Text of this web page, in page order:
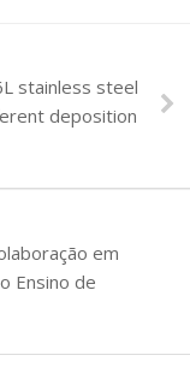
stainless steel
deposition
em
Ensino de